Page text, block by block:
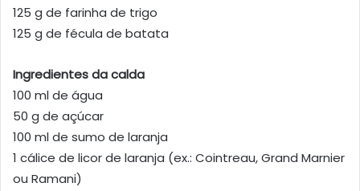
125 g de farinha de trigo
125 g de fécula de batata
Ingredientes da calda
100 ml de água
50 g de açúcar
100 ml de sumo de laranja
1 cálice de licor de laranja (ex.: Cointreau, Grand Marnier
ou Ramani)